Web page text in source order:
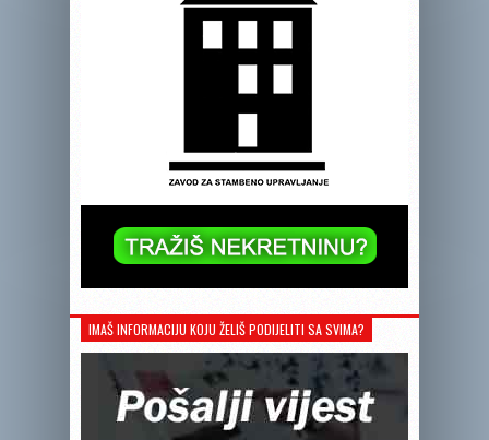
IMAŠ INFORMACIJU KOJU ŽELIŠ PODIJELITI SA SVIMA?